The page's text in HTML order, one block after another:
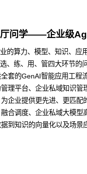
问学——企业级
的算力、模型、知识、应
、练、用、管四大环节的
套的GenAI智能应用工程
理平台、企业私域知识管
企业提供更先进、更匹配
合调度、企业私域大模型
到知识的向量化以及场景